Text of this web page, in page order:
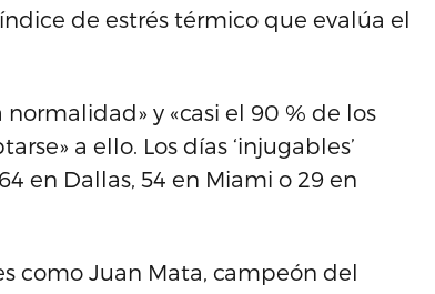
de estrés térmico que evalúa el
y «casi el 90 % de los
a ello. Los días ‘injugables’
en Dallas, 54 en Miami o 29 en
como Juan Mata, campeón del